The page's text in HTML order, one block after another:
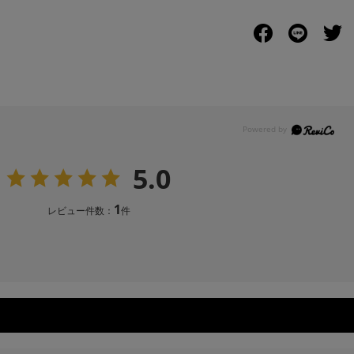
5.0
レビュー件数： 1件